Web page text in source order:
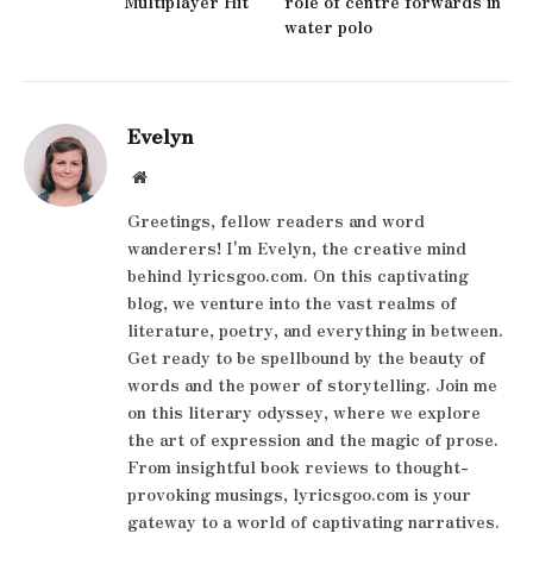
water polo
Evelyn
Website
Greetings, fellow readers and word
wanderers! I'm Evelyn, the creative mind
behind lyricsgoo.com. On this captivating
blog, we venture into the vast realms of
literature, poetry, and everything in between.
Get ready to be spellbound by the beauty of
words and the power of storytelling. Join me
on this literary odyssey, where we explore
the art of expression and the magic of prose.
From insightful book reviews to thought-
provoking musings, lyricsgoo.com is your
gateway to a world of captivating narratives.